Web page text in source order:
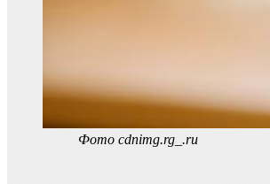
Фото cdnimg.rg_.ru